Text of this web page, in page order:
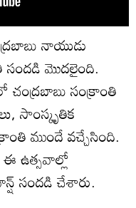
నాయుడు
సందడి మొదలైంది.
చంద్రబాబు సంక్రాంతి
సాంస్కృతిక
ముందే వచ్చేసింది.
ఈ ఉత్సవాల్లో
సందడి చేశారు.